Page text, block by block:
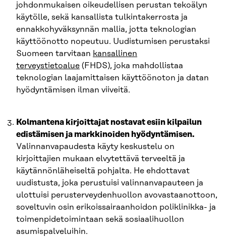
johdonmukaisen oikeudellisen perustan tekoälyn
käytölle, sekä kansallista tulkintakerrosta ja
ennakkohyväksynnän mallia, jotta teknologian
käyttöönotto nopeutuu. Uudistumisen perustaksi
Suomeen tarvitaan kansallinen
terveystietoalue (FHDS), joka mahdollistaa
teknologian laajamittaisen käyttöönoton ja datan
hyödyntämisen ilman viiveitä.
Kolmantena kirjoittajat nostavat esiin kilpailun
edistämisen ja markkinoiden hyödyntämisen.
Valinnanvapaudesta käyty keskustelu on
kirjoittajien mukaan elvytettävä terveeltä ja
käytännönläheiseltä pohjalta. He ehdottavat
uudistusta, joka perustuisi valinnanvapauteen ja
ulottuisi perusterveydenhuollon avovastaanottoon,
soveltuvin osin erikoissairaanhoidon poliklinikka- ja
toimenpidetoimintaan sekä sosiaalihuollon
asumispalveluihin.